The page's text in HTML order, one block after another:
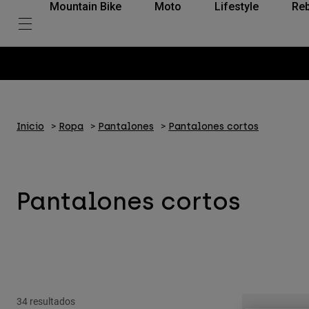
Mountain Bike Moto Lifestyle
Inicio Ropa Pantalones Pantalones cortos
Pantalones cortos
34 resultados